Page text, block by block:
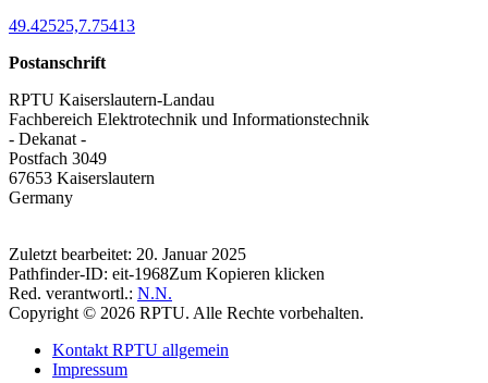
49.42525,7.75413
Postanschrift
RPTU Kaiserslautern-Landau
Fachbereich Elektrotechnik und Informationstechnik
- Dekanat -
Postfach 3049
67653 Kaiserslautern
Germany
Zuletzt bearbeitet: 20. Januar 2025
Pathfinder-ID: eit-1968Zum Kopieren klicken
Red. verantwortl.: N.N.
Copyright © 2026 RPTU. Alle Rechte vorbehalten.
Kontakt RPTU allgemein
Impressum